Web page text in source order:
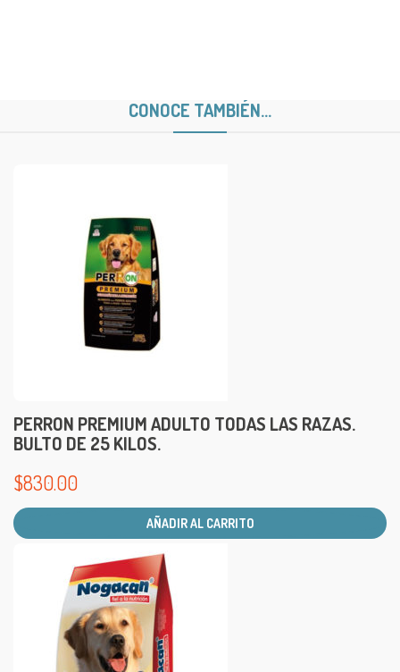
CONOCE TAMBIÉN...
PERRON PREMIUM ADULTO TODAS LAS RAZAS.
BULTO DE 25 KILOS.
$830.00
AÑADIR AL CARRITO